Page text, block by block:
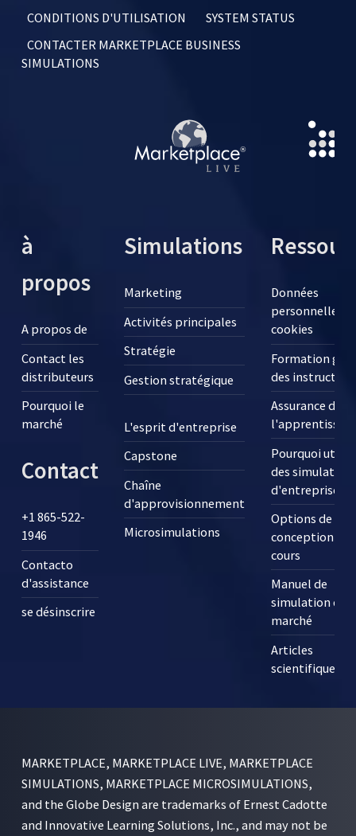
CONDITIONS D'UTILISATION
SYSTEM STATUS
CONTACTER MARKETPLACE BUSINESS
SIMULATIONS
à
propos
A propos de
Contact les
distributeurs
Pourquoi le
marché
Contact
+1 865-522-
1946
Contacto
d'assistance
se désinscrire
Simulations
Marketing
Activités principales
Stratégie
Gestion stratégique
L'esprit d'entreprise
Capstone
Chaîne
d'approvisionnement
Microsimulations
Données
personnelles
cookies
Formation
des
Assurance de
Pourquoi
des
d'entreprise ?
Options de
conception des
cours
Manuel de
simulation de
marché
Articles
scientifiques
MARKETPLACE, MARKETPLACE LIVE, MARKETPLACE
SIMULATIONS, MARKETPLACE MICROSIMULATIONS,
and the Globe Design are trademarks of Ernest Cadotte
and Innovative Learning Solutions, Inc., and may not be